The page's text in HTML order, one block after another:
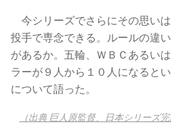
今シリーズでさらにその思い
投手で専念できる。ルールの違
があるか。五輪、ＷＢＣあるい
ラーが９人から１０人になると
について語った。
（出典 巨人原監督、日本シリーズ